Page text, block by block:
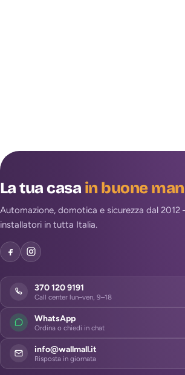
La tua casain buone
Automazione, domotica e sicurezza dal
installatori in tutta Italia.
370 120 9191
Call center lun–ven, 9–18
WhatsApp
Ordina o chiedi in chat
info@wallmall.it
Risposta in giornata